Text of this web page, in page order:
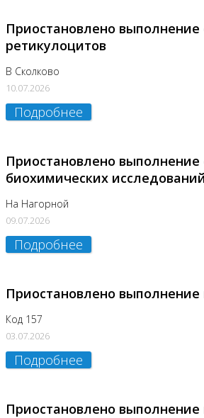
Приостановлено выполнение
ретикулоцитов
В Сколково
10.07.2026
Подробнее
Приостановлено выполнение
биохимических
На Нагорной
09.07.2026
Подробнее
Приостановлено выполнение
Код 157
03.07.2026
Подробнее
Приостановлено выполнение